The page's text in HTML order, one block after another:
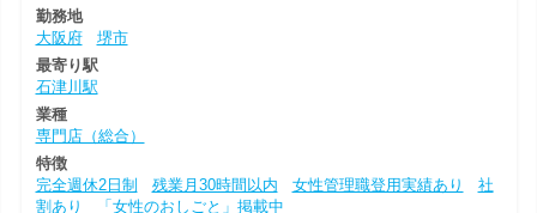
勤務地
大阪府
堺市
最寄り駅
石津川駅
業種
専門店（総合）
特徴
完全週休2日制
残業月30時間以内 女性管理職登用実績あり
社
割あり
「女性のおしごと」掲載中